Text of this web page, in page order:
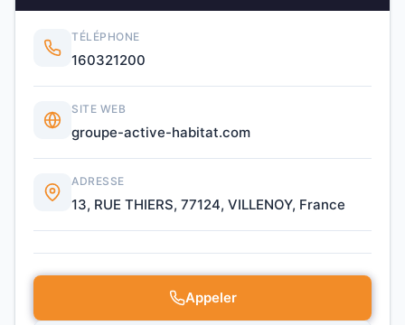
TÉLÉPHONE
160321200
SITE WEB
groupe-active-habitat.com
ADRESSE
13, RUE THIERS, 77124, VILLENOY, France
Appeler